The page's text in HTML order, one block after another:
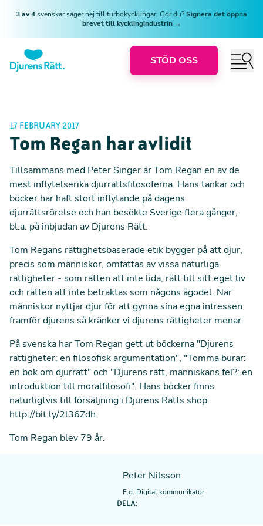
3 av 4svenskar säger nej till turbokycklingar. Gör du?Signera det öppna
brevet till kycklingindustrin →
STÖD OSS
17 FEBRUARY 2017
Tom Regan har avlidit
Tillsammans med Peter Singer är Tom Regan en av de
mest inflytelserika djurrättsfilosoferna. Hans tankar och
böcker har haft stort inflytande på dagens
djurrättsrörelse och han besökte Sverige flera gånger,
bl.a. på inbjudan av Djurens Rätt.
Tom Regans rättighetsbaserade etik bygger på att djur,
precis som människor, omfattas av vissa naturliga
rättigheter - som rätten att inte lida, rätt till sitt eget liv
och rätten att inte betraktas som någons ägodel. När
människor nyttjar djur för att gynna sina egna intressen
framför djurens så kränker vi djurens rättigheter menar.
På svenska har Tom Regan gett ut böckerna "Djurens
rättigheter: en filosofisk argumentation", "Tomma burar:
en bok om djurrätt" och "Djurens rätt, människans fel?: en
introduktion till moralfilosofi". Hans böcker finns
naturligtvis till försäljning i Djurens Rätts shop:
http://bit.ly/2l36Zdh.
Tom Regan blev 79 år.
Peter Nilsson
F.d. Digital kommunikatör
DELA: